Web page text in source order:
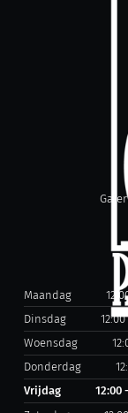
Maandag
Dinsdag
Woensdag
Donderdag
Vrijdag
12:00